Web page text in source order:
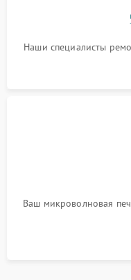
Наши специалисты
Ваш микроволновая